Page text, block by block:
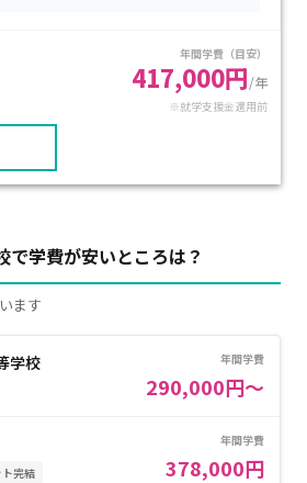
年間学費（目安）
417,000円/年
※就学支援金適用前
で学費が安いところは？
ます
学校 年間学費
290,000円～
ト完結
年間学費
378,000円